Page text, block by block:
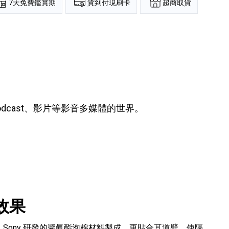
7天免費鑑賞期 貨到付現刷卡 超商取貨
、影片等影音多媒體的世界。
果